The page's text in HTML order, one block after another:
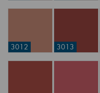
3012 3013